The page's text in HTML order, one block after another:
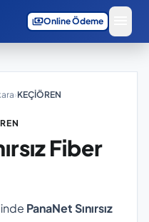
paymentsOnline Ödeme
›KEÇİÖREN
Fiber
PanaNet Sınırsız